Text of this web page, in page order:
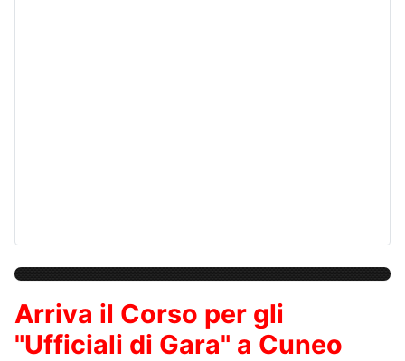
Arriva il Corso per gli
"Ufficiali di Gara" a Cuneo